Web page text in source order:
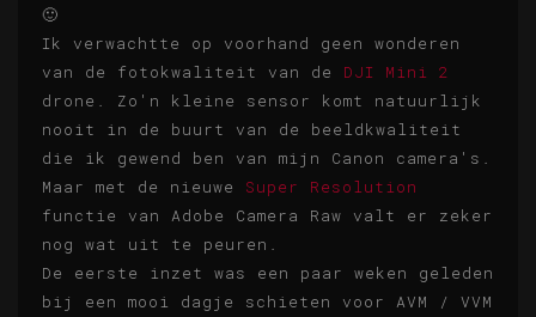
🙂
Ik verwachtte op voorhand geen wonderen
van de fotokwaliteit van de DJI Mini 2
drone. Zo'n kleine sensor komt natuurlijk
nooit in de buurt van de beeldkwaliteit
die ik gewend ben van mijn Canon camera's.
Maar met de nieuwe Super Resolution
functie van Adobe Camera Raw valt er zeker
nog wat uit te peuren.
De eerste inzet was een paar weken geleden
bij een mooi dagje schieten voor AVM / VVM